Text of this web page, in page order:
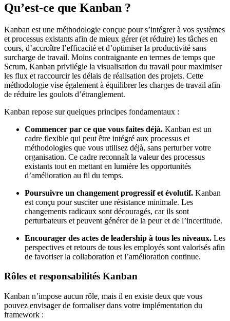
Qu’est-ce que Kanban ?
Kanban est une méthodologie conçue pour s’intégrer à vos systèmes
et processus existants afin de mieux gérer (et réduire) les tâches en
cours, d’accroître l’efficacité et d’optimiser la productivité sans
surcharge de travail. Moins contraignante en termes de temps que
Scrum, Kanban privilégie la visualisation du travail pour maximiser
les flux et raccourcir les délais de réalisation des projets. Cette
méthodologie vise également à équilibrer les charges de travail afin
de réduire les goulots d’étranglement.
Kanban repose sur quelques principes fondamentaux :
Commencer par ce que vous faites déjà. Kanban est un
cadre flexible qui peut être intégré aux processus et
méthodologies que vous utilisez déjà, sans perturber votre
organisation. Ce cadre reconnaît la valeur des processus
existants tout en mettant en lumière les opportunités
d’amélioration au fil du temps.
Poursuivre un changement progressif et évolutif. Kanban
est conçu pour susciter une résistance minimale. Les
changements radicaux sont découragés, car ils sont
perturbateurs et peuvent générer de la peur et de l’incertitude.
Encourager des actes de leadership à tous les niveaux. Les
perspectives et retours de tous les employés sont valorisés afin
de favoriser la collaboration et l’amélioration continue.
Rôles et responsabilités Kanban
Kanban n’impose aucun rôle, mais il en existe deux que vous
pouvez envisager de formaliser dans votre implémentation du
framework :